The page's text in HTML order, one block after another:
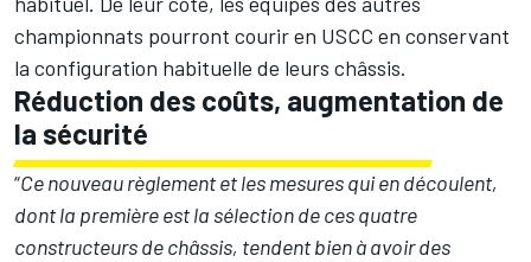
championnats pourront courir en USCC en conservant
la configuration habituelle de leurs châssis.
Réduction des coûts, augmentation de
la sécurité
“Ce nouveau règlement et les mesures qui en découlent,
dont la première est la sélection de ces quatre
constructeurs de châssis, tendent bien à avoir des